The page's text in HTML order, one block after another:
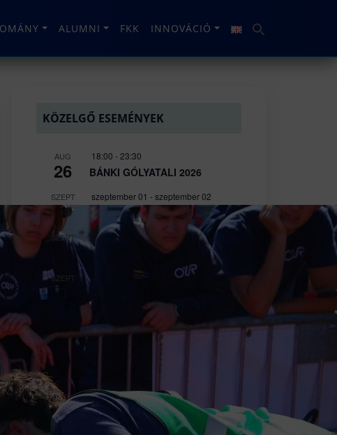
ALUMNI FKK INNOVÁCIÓ
KÖZELGŐ ESEMÉNYEK
AUG
26
18:00 - 23:30
BÁNKI GÓLYATALI 2026
SZEPT
1
szeptember 01 -szeptember 02
Welcome Fesztivál
SZEPT
3
szeptember 03 szeptember 06
Bánki Gólyatábor – 2026
SZEPT
egyetemi docens habilitációs
eljárása
Naptár megtekintése